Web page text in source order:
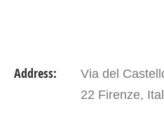
Address:
Via del
22 Firenze,